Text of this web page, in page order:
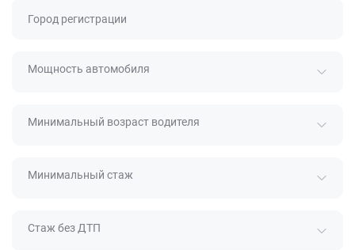
Город регистрации
Мощность автомобиля
Минимальный возраст водителя
Минимальный стаж
Стаж без ДТП